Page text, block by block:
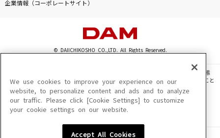
企業情報（コーポレートサイト）
© DAIICHIKOSHO CO.,LTD. All Rights Reserved.
このサイトに掲載されている一切の文章・画像・写真・動画・音声等を、手段や形態
を問わず、著作権法の定める範囲を超えて無断で複製、転載、ファイル化などすること
を禁じます。
楽曲及びコンテンツは、機種によりご利用いただけない場合があります。
楽曲及びコンテンツの配信日、配信内容が変更になる場合があります。
We use cookies to improve your experience on our
website, to personalize content and ads and to analyze
our traffic. Please click [Cookie Settings] to customize
your cookie settings on our website.
Accept All Cookies